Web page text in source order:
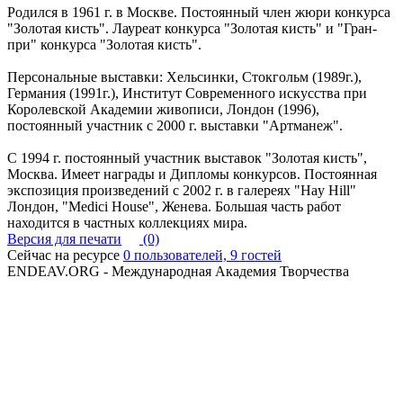
Родился в 1961 г. в Москве. Постоянный член жюри конкурса
"Золотая кисть". Лауреат конкурса "Золотая кисть" и "Гран-
при" конкурса "Золотая кисть".
Персональные выставки: Хельсинки, Стокгольм (1989г.),
Германия (1991г.), Институт Современного искусства при
Королевской Академии живописи, Лондон (1996),
постоянный участник с 2000 г. выставки "Артманеж".
С 1994 г. постоянный участник выставок "Золотая кисть",
Москва. Имеет награды и Дипломы конкурсов. Постоянная
экспозиция произведений с 2002 г. в галереях "Hay Hill"
Лондон, "Medici House", Женева. Большая часть работ
находится в частных коллекциях мира.
Версия для печати
(0)
Сейчас на ресурсе 0 пользователей, 9 гостей
ENDEAV.ORG - Международная Академия Творчества